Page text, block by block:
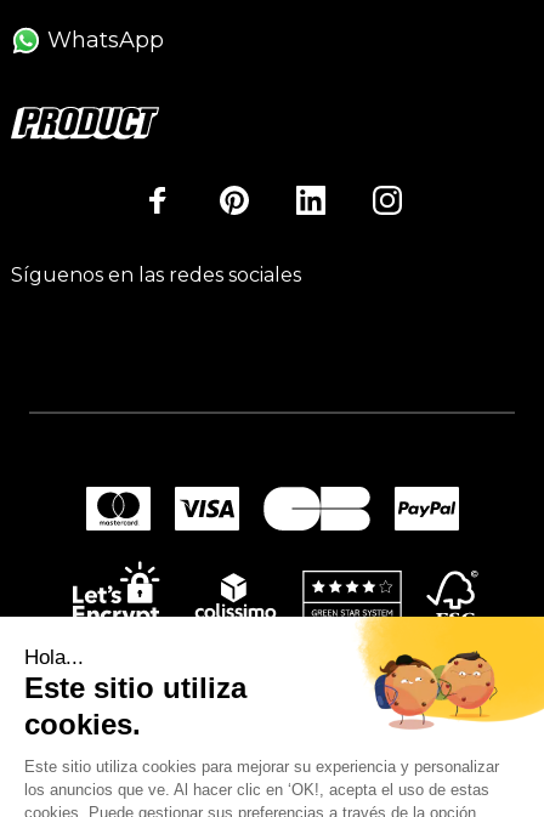
Hola...
Este sitio utiliza
cookies.
Este sitio utiliza cookies para mejorar su experiencia y personalizar
los anuncios que ve. Al hacer clic en ‘OK!, acepta el uso de estas
cookies. Puede gestionar sus preferencias a través de la opción
WhatsApp
Síguenos en las redes sociales
© 2024Wellpapers